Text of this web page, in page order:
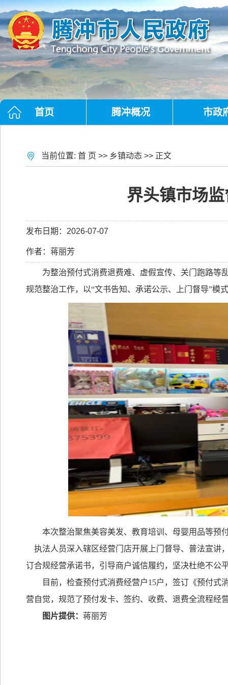
首页 腾冲概况 市政
当前位置: 首 页 >> 乡镇动态 >> 正文
界头镇市场
发布日期：2026-07-07
作者：蒋丽芳
为整治预付式消费退费难、虚假宣传、关门跑路等
规范整治工作，以“文书告知、承诺公示、上门督导”模
本次整治聚焦美容美发、教育培训、母婴用品等预
执法人员深入辖区经营门店开展上门督导、普法宣讲
订合规经营承诺书，引导商户诚信履约，坚决杜绝不公
目前，检查预付式消费经营户15户，签订《预付式
营自觉，规范了预付发卡、签约、收费、退费全流程经
图片提供： 蒋丽芳